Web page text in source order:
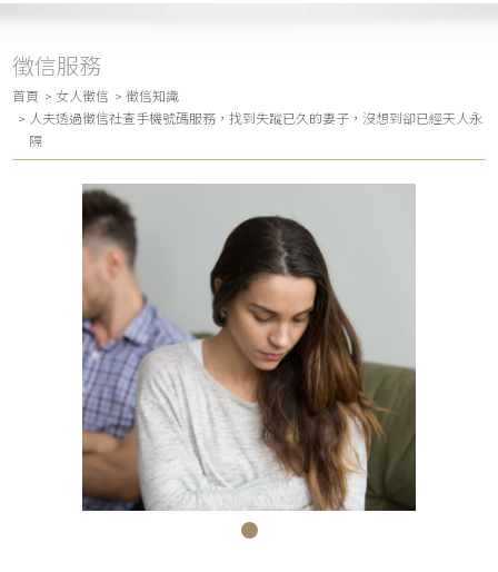
徵信服務
首頁 女人徵信
徵信知識
人夫透過徵信社查手機號碼服務，找到失蹤已久的妻子，沒想到卻已經天人永
隔